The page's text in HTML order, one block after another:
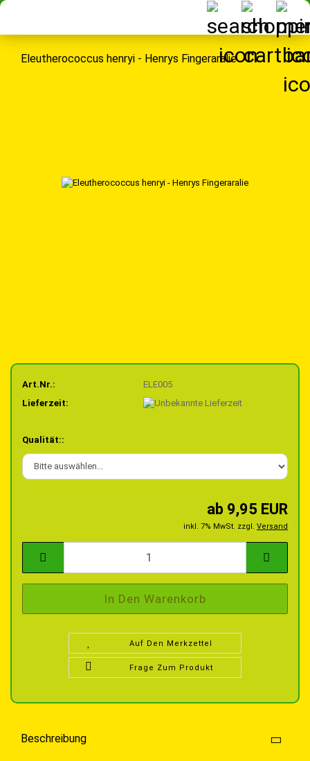
Eleutherococcus henryi - Henrys Fingeraralie
Art.Nr.:
ELE005
Lieferzeit:
Qualität::
ab 9,95 EUR
inkl. 7% MwSt. zzgl. Versand
Auf Den Merkzettel
Frage Zum Produkt
Beschreibung